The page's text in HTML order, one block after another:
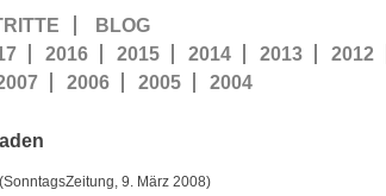
BLOG
2016 2015 2014 2013
2012
2006 2005 2004
9. März 2008)